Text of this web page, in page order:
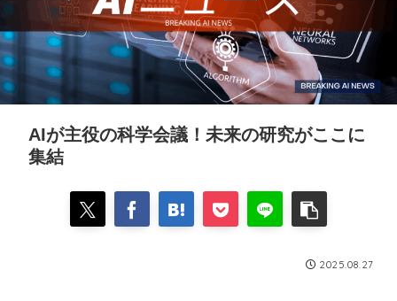
AIが主役の科学会議！未来の研究がここに
集結
2025.08.27